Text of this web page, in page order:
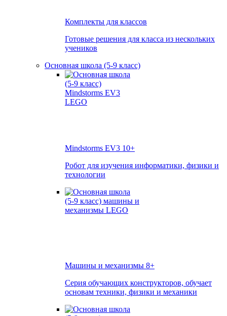
Комплекты для классов
Готовые решения для класса из нескольких
учеников
Основная школа (5-9 класс)
Mindstorms EV3 10+
Робот для изучения информатики, физики и
технологии
Машины и механизмы 8+
Серия обучающих конструкторов, обучает
основам техники, физики и механики